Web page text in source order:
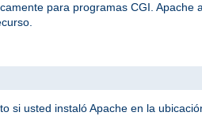
para programas CGI. Apache
si usted instaló Apache en la